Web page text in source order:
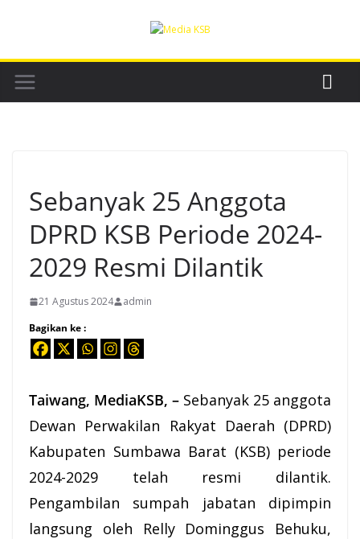
Sebanyak 25 Anggota
DPRD KSB Periode 2024-
2029 Resmi Dilantik
21 Agustus 2024
admin
Bagikan ke :
Taiwang, MediaKSB, – Sebanyak 25 anggota
Dewan Perwakilan Rakyat Daerah (DPRD)
Kabupaten Sumbawa Barat (KSB) periode
2024-2029 telah resmi dilantik.
Pengambilan sumpah jabatan dipimpin
langsung oleh Relly Dominggus Behuku,